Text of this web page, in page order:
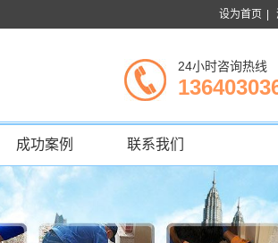
设为首页
24小时咨询热线
成功案例 联系我们